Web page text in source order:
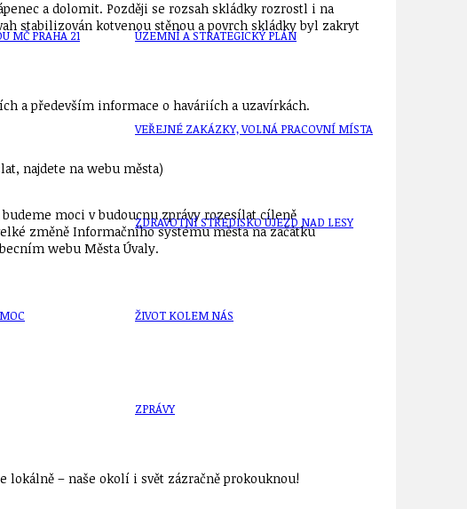
MČ PRAHA 21 ÚZEMNÍ A STRATEGICKÝ PLÁN
VEŘEJNÉ ZAKÁZKY, VOLNÁ PRACOVNÍ MÍSTA
ZDRAVOTNÍ STŘEDISKO ÚJEZD NAD LESY
ŽIVOT KOLEM NÁS
ZPRÁVY
a dolomit. Později se rozsah skládky rozrostl i na
stabilizován kotvenou stěnou a povrch skládky byl zakryt
a především informace o haváriích a uzavírkách.
najdete na webu města)
moci v budoucnu zprávy rozesílat cíleně
změně Informačního systému města na začátku
webu Města Úvaly.
– naše okolí i svět zázračně prokouknou!